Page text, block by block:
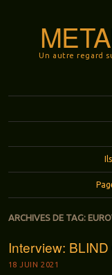
Un autre regard
ARCHIVES DE TAG:
Interview:
18 JUIN 2021